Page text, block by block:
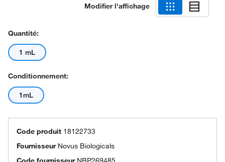
Modifier l'affichage
Quantité:
1 mL
Conditionnement:
1mL
Code produit 18122733
Fournisseur Novus Biologicals